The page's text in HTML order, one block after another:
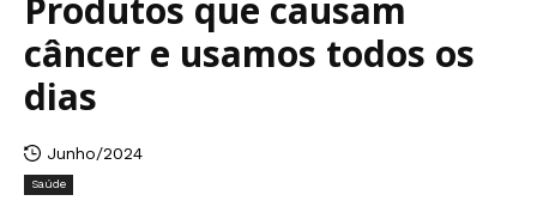
Produtos que causam
câncer e usamos todos os
dias
Junho/2024
Saúde